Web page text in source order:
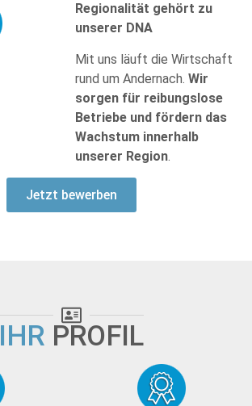
Regionalität gehört zu
unserer DNA
Mit uns läuft die Wirtschaft
rund um Andernach. Wir
sorgen für reibungslose
Betriebe und fördern das
Wachstum innerhalb
unserer Region.
Jetzt bewerben
IHR PROFIL